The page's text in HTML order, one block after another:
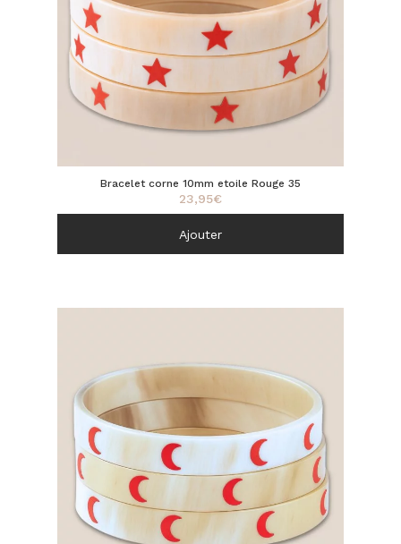
Bracelet corne 10mm etoile Rouge 35
23,95€
Ajouter